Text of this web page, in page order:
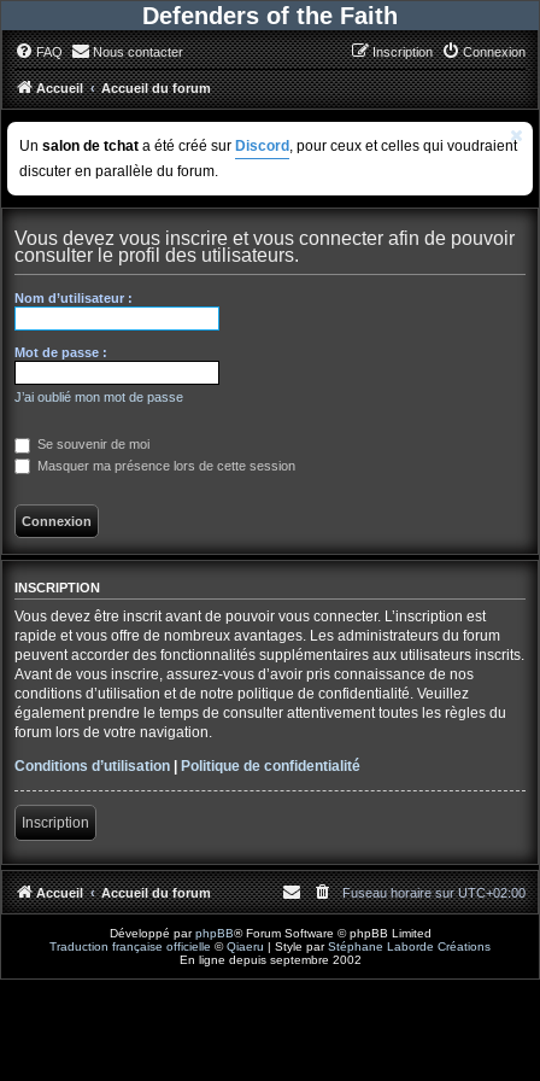
Defenders of the Faith
FAQ Nous contacter Connexion
Inscription
Accueil Accueil du forum
Un salon de tchat a été créé sur Discord , pour ceux et celles qui voudraient
discuter en parallèle du forum.
Vous devez vous inscrire et vous connecter afin de pouvoir
consulter le profil des utilisateurs.
Nom d’utilisateur :
Mot de passe :
J’ai oublié mon mot de passe
Se souvenir de moi
Masquer ma présence lors de cette session
INSCRIPTION
Vous devez être inscrit avant de pouvoir vous connecter. L’inscription est
rapide et vous offre de nombreux avantages. Les administrateurs du forum
peuvent accorder des fonctionnalités supplémentaires aux utilisateurs inscrits.
Avant de vous inscrire, assurez-vous d’avoir pris connaissance de nos
conditions d’utilisation et de notre politique de confidentialité. Veuillez
également prendre le temps de consulter attentivement toutes les règles du
forum lors de votre navigation.
Conditions d’utilisation | Politique de confidentialité
Inscription
Accueil Accueil du forum Fuseau horaire surUTC+02:00
Développé parphpBB® Forum Software © phpBB Limited
Traduction française officielle ©Qiaeru | Style parStéphane Laborde Créations
En ligne depuis septembre 2002